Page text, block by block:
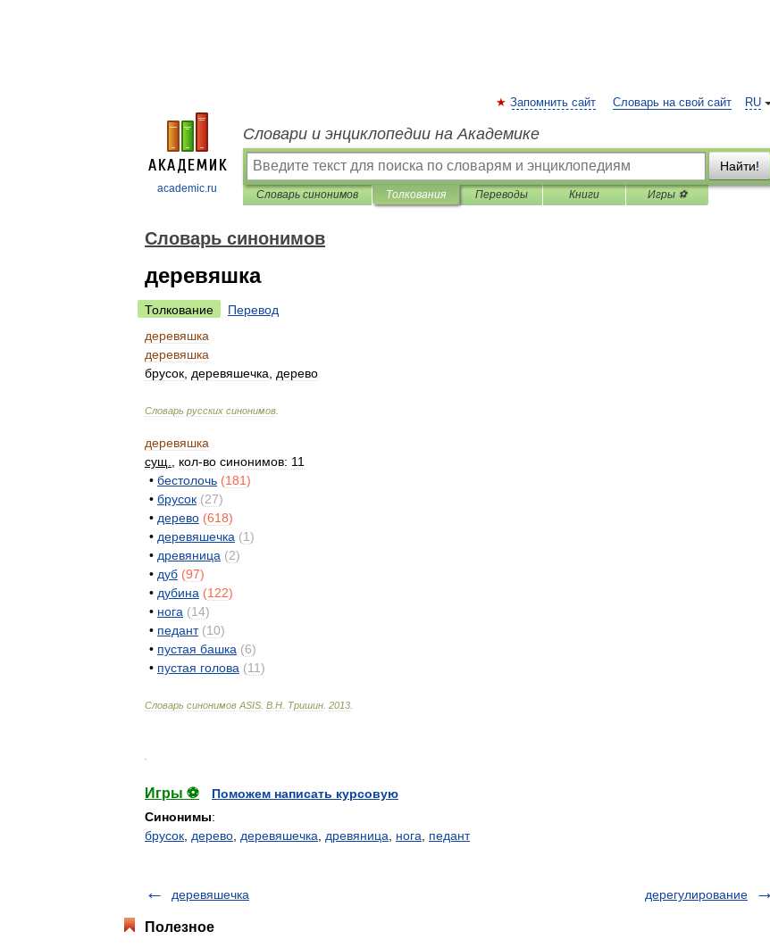
academic.ru
RU
Запомнить сайт Словарь на свой сайт
Словари и энциклопедии на Академике
Найти!
Словарь синонимов Толкования Переводы Книги Игры ⚽
Словарь синонимов
деревяшка
Толкование
Перевод
деревяшка
деревяшка
брусок деревяшечка дерево
Словарь русских синонимов
деревяшка
сущ
кол-во синонимов: 11
• бестолочь (181)
• брусок (27)
• дерево (618)
• деревяшечка (1)
• древяница (2)
• дуб (97)
• дубина (122)
• нога (14)
• педант (10)
• пустая башка (6)
• пустая голова (11)
Словарь синонимов ASIS В Н Тришин 2013
Игры ⚽
Поможем написать курсовую
Синонимы:
брусок дерево деревяшечка древяница нога педант
деревяшечка дерегулирование
Полезное